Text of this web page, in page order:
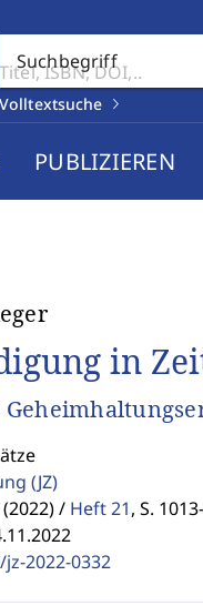
Suchbegriff
Volltextsuche
PUBLIZIEREN
in
(JZ)
/ Heft 21, S.
jz-2022-0332